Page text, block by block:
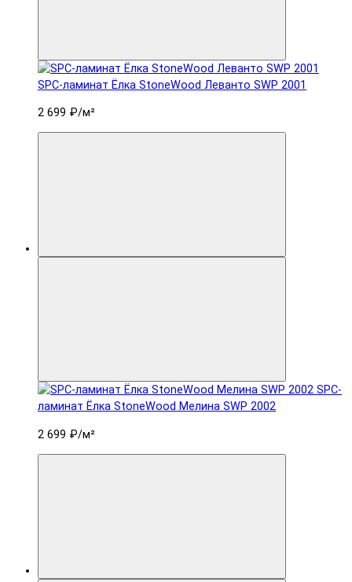
SPC-ламинат Ëлка StoneWood Леванто SWP 2001
2 699 ₽/м²
SPC-
ламинат Ëлка StoneWood Мелина SWP 2002
2 699 ₽/м²